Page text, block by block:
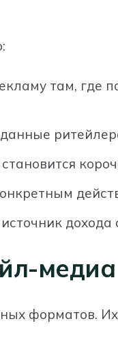
там, где
дохода
медиа
форматов.